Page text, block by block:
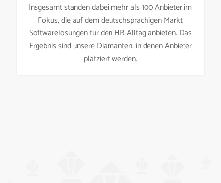
Insgesamt standen dabei mehr als 100 Anbieter im
Fokus, die auf dem deutschsprachigen Markt
Softwarelösungen für den HR-Alltag anbieten. Das
Ergebnis sind unsere Diamanten, in denen Anbieter
platziert werden.